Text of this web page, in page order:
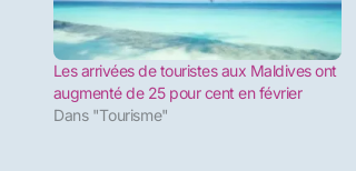
Les arrivées de touristes aux Maldives ont
augmenté de 25 pour cent en février
Dans "Tourisme"